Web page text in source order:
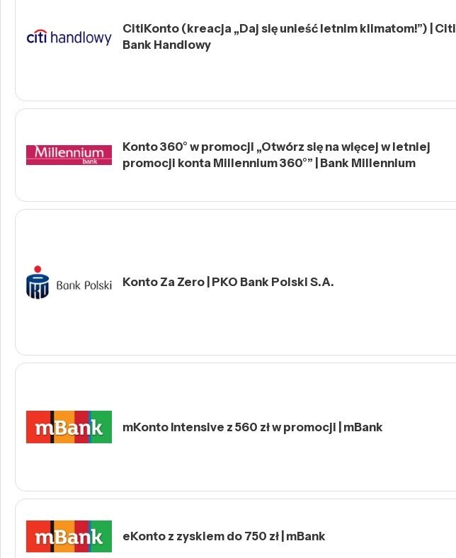
CitiKonto (kreacja „Daj się unieść letnim klimatom!”) | Citi
Bank Handlowy
Konto 360° w promocji „Otwórz się na więcej w letniej
promocji konta Millennium 360°” | Bank Millennium
Konto Za Zero | PKO Bank Polski S.A.
mKonto Intensive z 560 zł w promocji | mBank
eKonto z zyskiem do 750 zł | mBank